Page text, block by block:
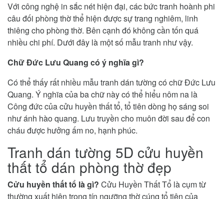
Với công nghệ in sắc nét hiện đại, các bức tranh hoành phi
câu đối phòng thờ thể hiện được sự trang nghiêm, linh
thiêng cho phòng thờ. Bên cạnh đó không cần tốn quá
nhiều chi phí. Dưới đây là một số mẫu tranh như vậy.
Chữ Đức Lưu Quang có ý nghĩa gì?
Có thể thấy rất nhiều mẫu tranh dán tường có chữ Đức Lưu
Quang. Ý nghĩa của ba chữ này có thể hiểu nôm na là
Công đức của cửu huyền thất tổ, tổ tiên dòng họ sáng soi
như ánh hào quang. Lưu truyền cho muôn đời sau để con
cháu được hưởng ấm no, hạnh phúc.
Tranh dán tường 5D cửu huyền
thất tổ dán phòng thờ đẹp
Cửu huyền thất tổ là gì? Cửu Huyền Thất Tổ là cụm từ
thường xuất hiện trong tín ngưỡng thờ cúng tổ tiên của